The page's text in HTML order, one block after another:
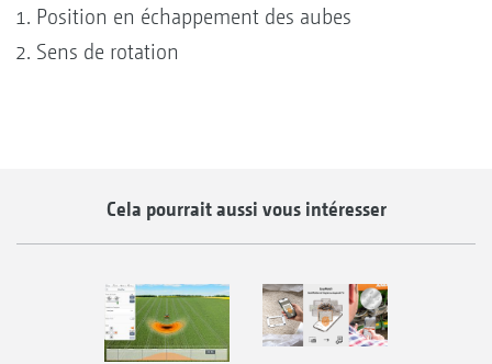
Position en échappement des aubes
Sens de rotation
Cela pourrait aussi vous intéresser